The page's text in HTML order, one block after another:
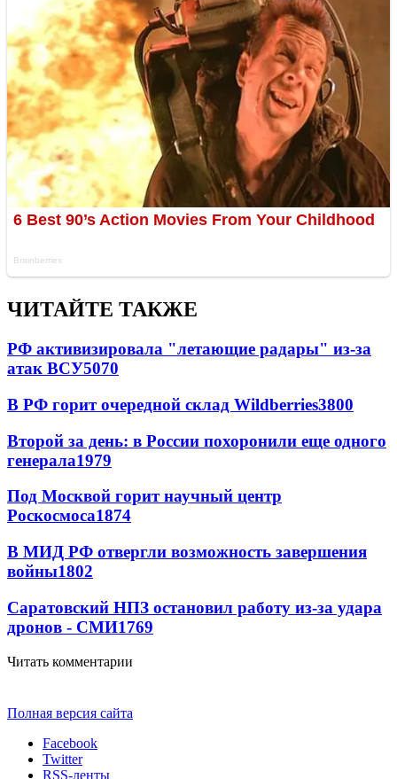
ЧИТАЙТЕ ТАКЖЕ
РФ активизировала "летающие радары" из-за
атак ВСУ5070
В РФ горит очередной склад Wildberries3800
Второй за день: в России похоронили еще одного
генерала1979
Под Москвой горит научный центр
Роскосмоса1874
В МИД РФ отвергли возможность завершения
войны1802
Саратовский НПЗ остановил работу из-за удара
дронов - СМИ1769
Читать комментарии
Полная версия сайта
Facebook
Twitter
RSS-ленты